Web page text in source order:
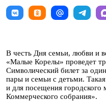
В честь Дня семьи, любви и
«Малые Корелы» проведет
Символический билет за
пары и семьи с детьми.
и для посещения городского
Коммерческого собрания».